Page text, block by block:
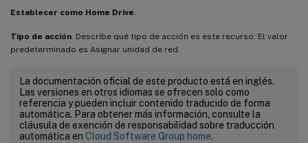
Establecer como Home Drive
Tipo de acción . Describe qué tipo de acción es este recurso. El valor
predeterminado es Asignar unidad de red.
La documentación oficial de este producto está en inglés.
Las versiones en otros idiomas se ofrecen solo como
referencia y pueden incluir contenido traducido de forma
automática. Para obtener más información, consulte la
cláusula de exención de responsabilidad sobre traducción
automática en Cloud Software Group home.